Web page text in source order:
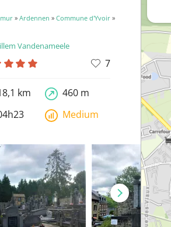
» Ardennen » Commune d'Yvoir »
Vandenameele
7
km
460 m
Medium